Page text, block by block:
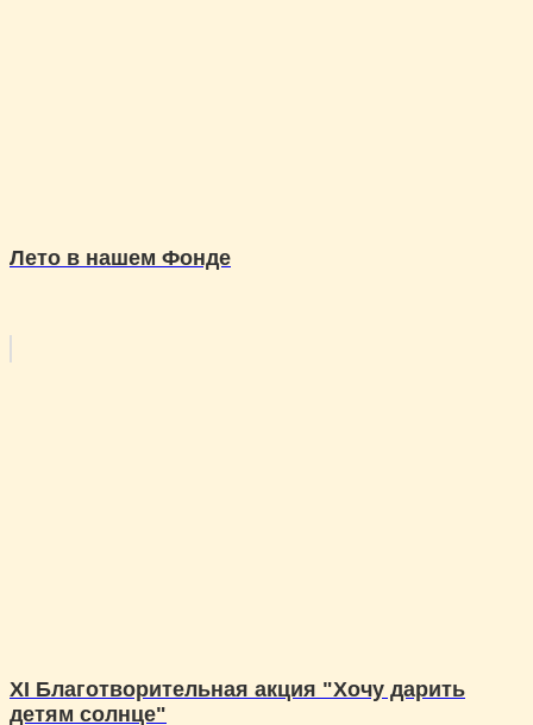
Лето в нашем Фонде
XI Благотворительная акция "Хочу дарить
детям солнце"